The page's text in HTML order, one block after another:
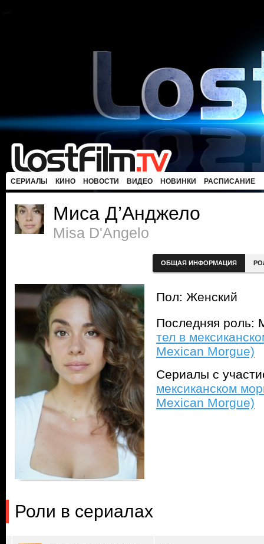
СЕРИАЛЫ КИНО НОВОСТИ ВИДЕО НОВИНКИ РАСПИСАНИЕ
Миса Д’Анджело
Misa D'Angelo
ОБЩАЯ ИНФОРМАЦИЯ
Пол: Женский
Последняя роль:
тел в
Mexican Morgue)
Сериалы с
мексиканском
Mexican Morgue)
Роли в сериалах